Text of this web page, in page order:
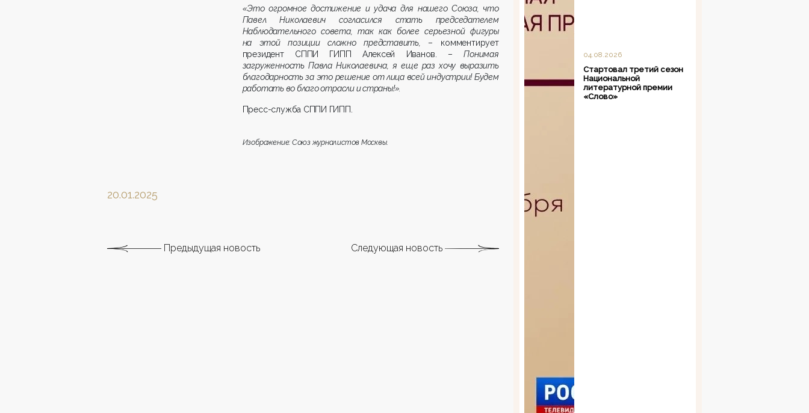
«Это огромное достижение и удача для нашего Союза, что
Павел Николаевич согласился стать председателем
Наблюдательного совета, так как более серьезной фигуры
на этой позиции сложно представить, – комментирует
президент СППИ ГИПП Алексей Иванов. –Понимая
загруженность Павла Николаевича, я еще раз хочу выразить
благодарность за это решение от лица всей индустрии! Будем
работать во благо отрасли и страны!».
Пресс-служба СППИ ГИПП.
Изображение: Союз журналистов Москвы.
20.01.2025
Предыдущая новость Следующая новость
04.08.2026
Стартовал третий сезон
Национальной
литературной премии
«Слово»